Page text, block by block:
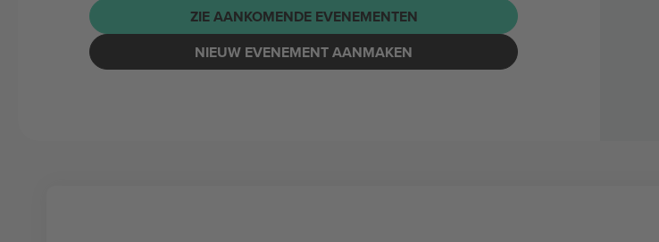
ZIE AANKOMENDE EVENEMENTEN
NIEUW EVENEMENT AANMAKEN